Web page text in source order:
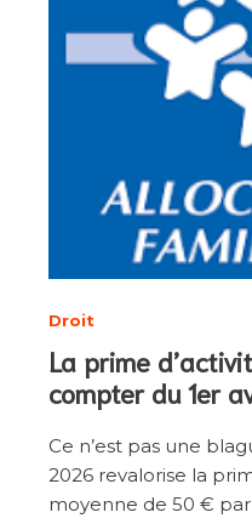
Droit
La prime
compter du 1er
Ce n’est pas une
2026 revalorise la
moyenne de 50 €